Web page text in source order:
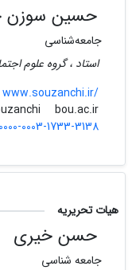
حسین
جامعه‌شناسی
استاد ، گروه علوم
www.souzanchi.ir/
souzanchi
bou.ac.ir
0000-0003-1733-3138
هیات تحریریه
حسن خیری
جامعه شناسی